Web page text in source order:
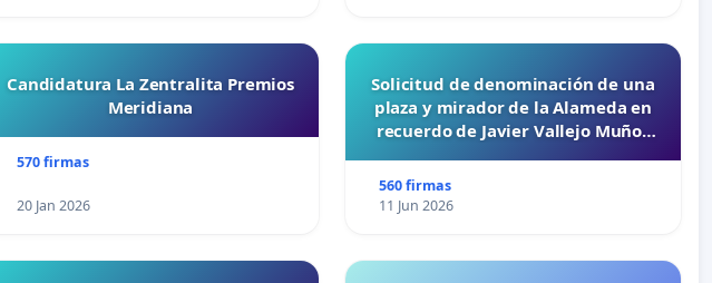
Candidatura La Zentralita Premios
Meridiana
570 firmas
20 Jan 2026
Solicitud de denominación de una
plaza y mirador de la Alameda en
recuerdo de Javier Vallejo Muñoz
560 firmas
11 Jun 2026